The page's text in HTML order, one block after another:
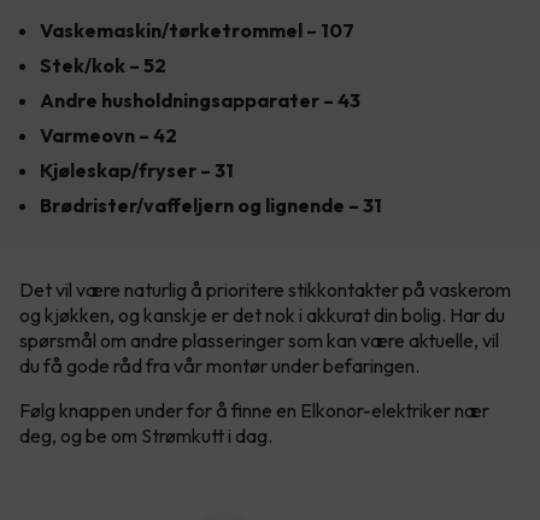
Vaskemaskin/tørketrommel – 107
Stek/kok – 52
Andre husholdningsapparater – 43
Varmeovn – 42
Kjøleskap/fryser – 31
Brødrister/vaffeljern og lignende – 31
Det vil være naturlig å prioritere stikkontakter på vaskerom
og kjøkken, og kanskje er det nok i akkurat din bolig. Har du
spørsmål om andre plasseringer som kan være aktuelle, vil
du få gode råd fra vår montør under befaringen.
Følg knappen under for å finne en Elkonor-elektriker nær
deg, og be om Strømkutt i dag.